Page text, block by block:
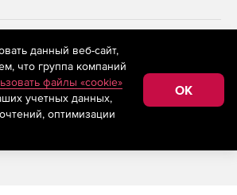
технологии сквозного
изменениях всех участников
разные версии документов.
store.softline.ru применяются
(информационные технологии
на основе сбора,
сведений, относящихся к
сети «Интернет»,
Российской Федерации)
данный веб-сайт,
что группа компаний
файлы «cookie»
учетных данных,
оптимизации
OK